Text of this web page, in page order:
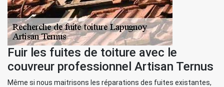
Fuir les fuites de toiture avec le
couvreur professionnel Artisan Ternus
Même si nous maitrisons les réparations des fuites existantes,